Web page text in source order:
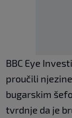
BBC Eye
proučili
bugarskim
tvrdnje da je